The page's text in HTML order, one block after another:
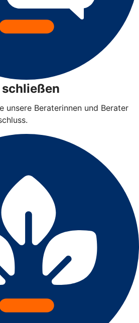
unsere Beraterinnen und Berater